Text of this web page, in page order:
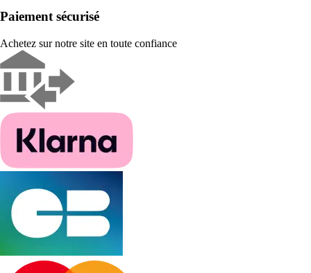
Paiement sécurisé
Achetez sur notre site en toute confiance